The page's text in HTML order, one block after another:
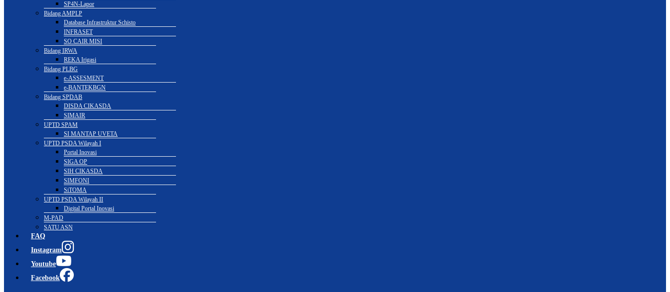
SP4N-Lapor
Bidang AMPLP
Database Infrastruktur Schisto
INFRASET
SO CAIR MISI
Bidang IRWA
REKA Irigasi
Bidang PLBG
e-ASSESMENT
e-BANTEKBGN
Bidang SPDAB
DISDA CIKASDA
SIMAIR
UPTD SPAM
SI MANTAP UVETA
UPTD PSDA Wilayah I
Portal Inovasi
SIGA OP
SIH CIKASDA
SIMFONI
SiTOMA
UPTD PSDA Wilayah II
Digital Portal Inovasi
M-PAD
SATU ASN
FAQ
Instagram
Youtube
Facebook